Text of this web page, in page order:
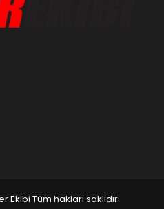
Tüm hakları saklıdır.